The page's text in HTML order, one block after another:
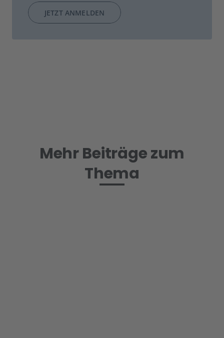
JETZT ANMELDEN
Mehr Beiträge zum
Thema